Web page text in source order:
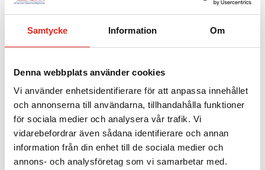
Samtycke Information Om
Denna webbplats använder cookies
Vi använder enhetsidentifierare för att anpassa innehållet
och annonserna till användarna, tillhandahålla funktioner
för sociala medier och analysera vår trafik. Vi
vidarebefordrar även sådana identifierare och annan
information från din enhet till de sociala medier och
annons- och analysföretag som vi samarbetar med.
olika
alternativen
kan
på
produktsidan
Mer info »
80